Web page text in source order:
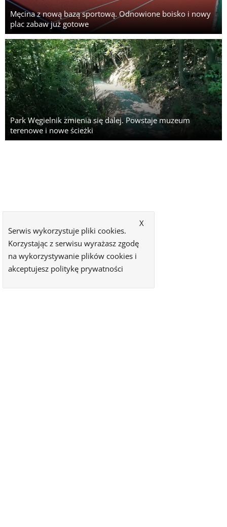
Męcina z nową bazą sportową. Odnowione boisko i nowy
plac zabaw już gotowe
Park Węgielnik zmienia się dalej. Powstaje muzeum
terenowe i nowe ścieżki
X
Serwis wykorzystuje pliki cookies.
Korzystając z serwisu wyrażasz zgodę
na wykorzystywanie plików cookies i
akceptujesz politykę prywatności